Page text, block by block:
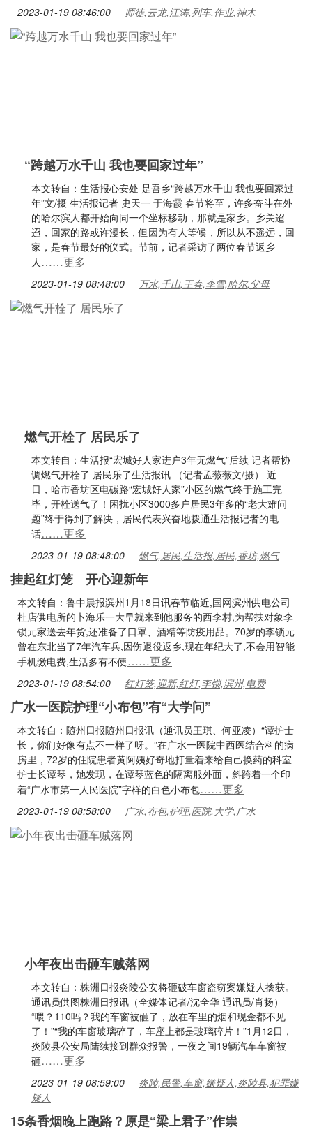
2023-01-19 08:46:00 师徒,云龙,江涛,列车,作业,神木
“跨越万水千山 我也要回家过年”
本文转自：生活报心安处 是吾乡“跨越万水千山 我也要回家过
年”文/摄 生活报记者 史天一 于海霞 春节将至，许多奋斗在外
的哈尔滨人都开始向同一个坐标移动，那就是家乡。乡关迢
迢，回家的路或许漫长，但因为有人等候，所以从不遥远，回
家，是春节最好的仪式。节前，记者采访了两位春节返乡
人……更多
2023-01-19 08:48:00 万水,千山,王春,李雪,哈尔,父母
燃气开栓了 居民乐了
本文转自：生活报“宏城好人家进户3年无燃气”后续 记者帮协
调燃气开栓了 居民乐了生活报讯 （记者孟薇薇文/摄） 近
日，哈市香坊区电碳路“宏城好人家”小区的燃气终于施工完
毕，开栓送气了！困扰小区3000多户居民3年多的“老大难问
题”终于得到了解决，居民代表兴奋地拨通生活报记者的电
话……更多
2023-01-19 08:48:00 燃气,居民,生活报,居民,香坊,燃气
挂起红灯笼 开心迎新年
本文转自：鲁中晨报滨州1月18日讯春节临近,国网滨州供电公司
杜店供电所的卜海乐一大早就来到他服务的西李村,为帮扶对象李
锁元家送去年货,还准备了口罩、酒精等防疫用品。70岁的李锁元
曾在东北当了7年汽车兵,因伤退役返乡,现在年纪大了,不会用智能
手机缴电费,生活多有不便……更多
2023-01-19 08:54:00 红灯笼,迎新,红灯,李锁,滨州,电费
广水一医院护理“小布包”有“大学问”
本文转自：随州日报随州日报讯（通讯员王琪、何亚凌）“谭护士
长，你们好像有点不一样了呀。”在广水一医院中西医结合科的病
房里，72岁的住院患者黄阿姨好奇地打量着来给自己换药的科室
护士长谭琴，她发现，在谭琴蓝色的隔离服外面，斜跨着一个印
着“广水市第一人民医院”字样的白色小布包……更多
2023-01-19 08:58:00 广水,布包,护理,医院,大学,广水
小年夜出击砸车贼落网
本文转自：株洲日报炎陵公安将砸破车窗盗窃案嫌疑人擒获。
通讯员供图株洲日报讯（全媒体记者/沈全华 通讯员/肖扬）
“喂？110吗？我的车窗被砸了，放在车里的烟和现金都不见
了！”“我的车窗玻璃碎了，车座上都是玻璃碎片！”1月12日，
炎陵县公安局陆续接到群众报警，一夜之间19辆汽车车窗被
砸……更多
2023-01-19 08:59:00
炎陵,民警,车窗,嫌疑人,炎陵县,犯罪嫌
疑人
15条香烟晚上跑路？原是“梁上君子”作祟